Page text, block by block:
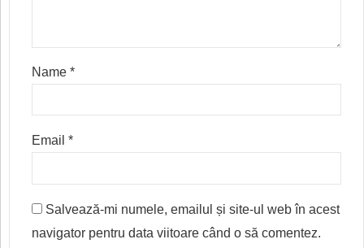
Name *
Email *
Salvează-mi numele, emailul și site-ul web în acest
navigator pentru data viitoare când o să comentez.